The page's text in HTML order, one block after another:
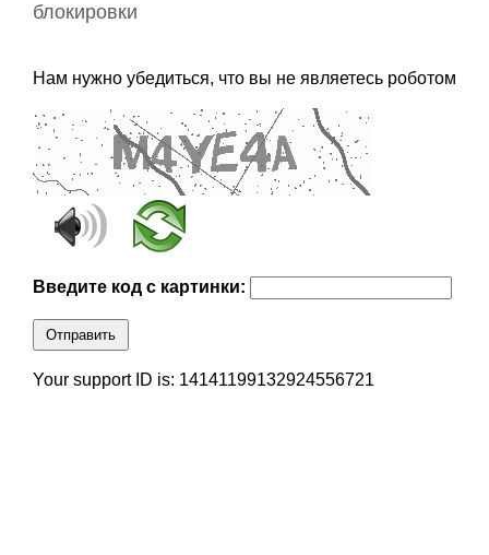
блокировки
Нам нужно убедиться, что вы не являетесь роботом
Введите код с картинки:
Отправить
Your support ID is: 14141199132924556721